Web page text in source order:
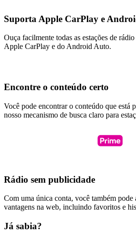
Suporta Apple CarPlay e
Ouça facilmente todas as estações de
Apple CarPlay e do Android Auto.
Encontre o conteúdo certo
Você pode encontrar o conteúdo que está
nosso mecanismo de busca claro para
Rádio sem publicidade
Com uma única conta, você também pode
vantagens na web, incluindo favoritos e
Já sabia?